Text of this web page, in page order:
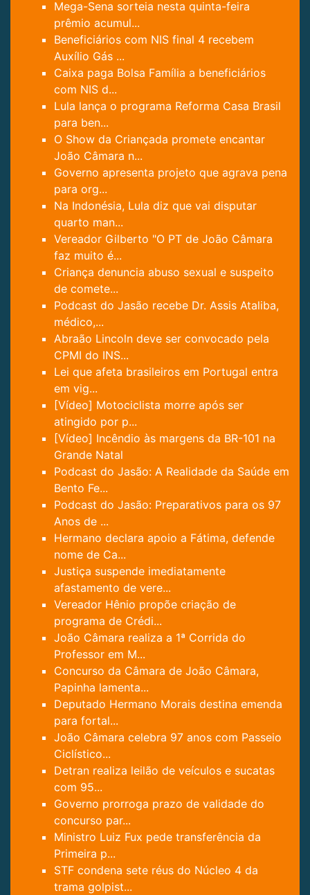
Mega-Sena sorteia nesta quinta-feira
prêmio acumul...
Beneficiários com NIS final 4 recebem
Auxílio Gás ...
Caixa paga Bolsa Família a beneficiários
com NIS d...
Lula lança o programa Reforma Casa Brasil
para ben...
O Show da Criançada promete encantar
João Câmara n...
Governo apresenta projeto que agrava pena
para org...
Na Indonésia, Lula diz que vai disputar
quarto man...
Vereador Gilberto "O PT de João Câmara
faz muito é...
Criança denuncia abuso sexual e suspeito
de comete...
Podcast do Jasão recebe Dr. Assis Ataliba,
médico,...
Abraão Lincoln deve ser convocado pela
CPMI do INS...
Lei que afeta brasileiros em Portugal entra
em vig...
[Vídeo] Motociclista morre após ser
atingido por p...
[Vídeo] Incêndio às margens da BR-101 na
Grande Natal
Podcast do Jasão: A Realidade da Saúde em
Bento Fe...
Podcast do Jasão: Preparativos para os 97
Anos de ...
Hermano declara apoio a Fátima, defende
nome de Ca...
Justiça suspende imediatamente
afastamento de vere...
Vereador Hênio propõe criação de
programa de Crédi...
João Câmara realiza a 1ª Corrida do
Professor em M...
Concurso da Câmara de João Câmara,
Papinha lamenta...
Deputado Hermano Morais destina emenda
para fortal...
João Câmara celebra 97 anos com Passeio
Ciclístico...
Detran realiza leilão de veículos e sucatas
com 95...
Governo prorroga prazo de validade do
concurso par...
Ministro Luiz Fux pede transferência da
Primeira p...
STF condena sete réus do Núcleo 4 da
trama golpist...